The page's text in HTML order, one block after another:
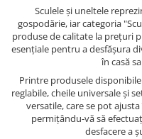
Sculele și uneltele
gospodărie, iar categoria
produse de calitate la prețuri
esențiale pentru a desfășura
în casă
Printre produsele
reglabile, cheile universale și
versatile, care se pot
permițându-vă să
desfacere a